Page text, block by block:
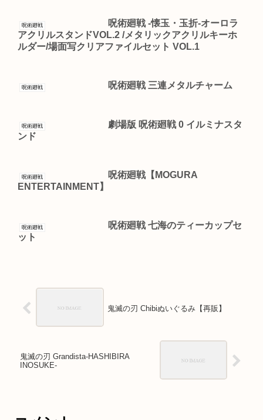
呪術廻戦
呪術廻戦 -懐玉・玉折-オーロラ
アクリルスタンドVOL.2 /メタリックアクリルキーホ
ルダー/場面写クリアファイルセット VOL.1
呪術廻戦 呪術廻戦 三連メタルチャーム
呪術廻戦
劇場版 呪術廻戦 0 イルミナスタ
ンド
呪術廻戦
呪術廻戦【MOGURA
ENTERTAINMENT】
呪術廻戦
呪術廻戦 七海のティーカップセ
ット
鬼滅の刃 Chibiぬいぐるみ【再販】
鬼滅の刃 Grandista-HASHIBIRA
INOSUKE-